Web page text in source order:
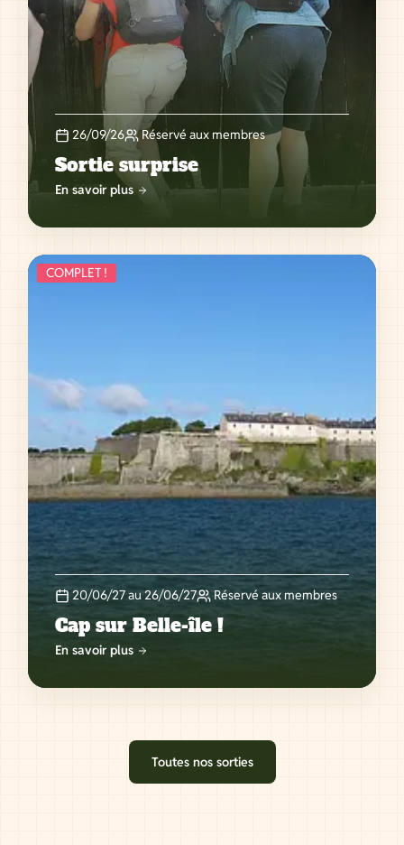
26/09/26 Réservé aux membres
Sortie surprise
En savoir plus
COMPLET !
20/06/27 au 26/06/27 Réservé aux membres
Cap sur Belle-île !
En savoir plus
Toutes nos sorties